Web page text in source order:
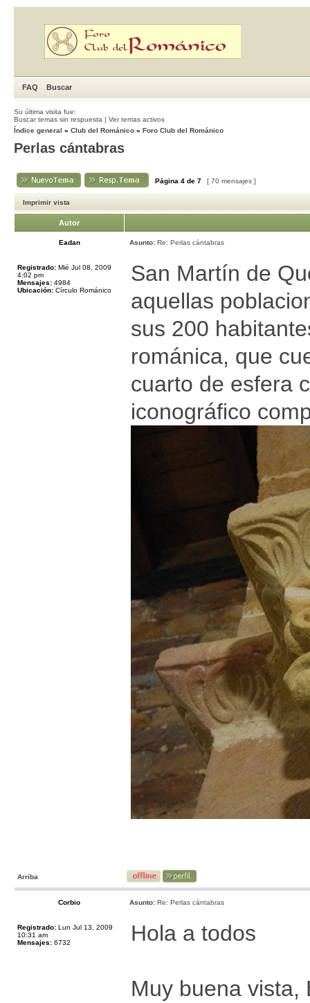
FAQ Buscar
Su última visita fue:
Buscar temas sin respuesta | Ver temas activos
Índice general » Club del Románico » Foro Club del Románico
Perlas cántabras
Página 4 de 7 [ 70 mensajes ]
Imprimir vista
Autor
Eadan Asunto: Re: Perlas cántabras
Registrado: Mié Jul 08, 2009
4:02 pm
Mensajes: 4984
Ubicación: Círculo Románico
San Martín de
aquellas
sus 200
románica, que
cuarto de esfera
iconográfico
Arriba
Corbio Asunto: Re: Perlas cántabras
Registrado: Lun Jul 13, 2009
10:31 am
Mensajes: 6732 Hola a todos
Muy buena vista,